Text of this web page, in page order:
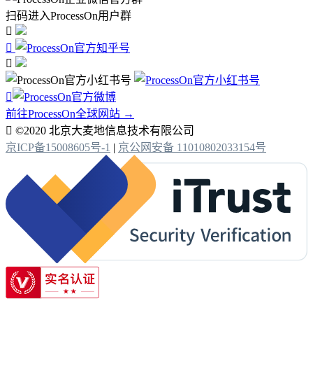
扫码进入ProcessOn用户群




前往ProcessOn全球网站 →
 ©2020 北京大麦地信息技术有限公司
京ICP备15008605号-1 | 京公网安备 11010802033154号